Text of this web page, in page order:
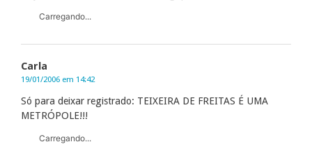
Carregando...
Carla
19/01/2006 em 14:42
Só para deixar registrado: TEIXEIRA DE FREITAS É UMA
METRÓPOLE!!!
Carregando...